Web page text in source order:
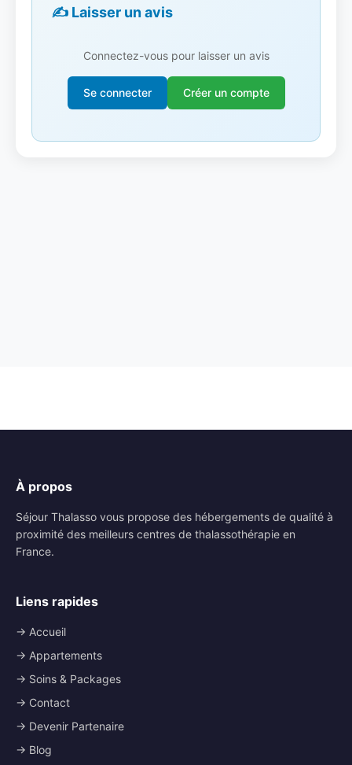
✍️ Laisser un avis
Connectez-vous pour laisser un avis
Se connecter Créer un compte
À propos
Séjour Thalasso vous propose des hébergements de qualité à
proximité des meilleurs centres de thalassothérapie en
France.
Liens rapides
→ Accueil
→ Appartements
→ Soins & Packages
→ Contact
→ Devenir Partenaire
→ Blog